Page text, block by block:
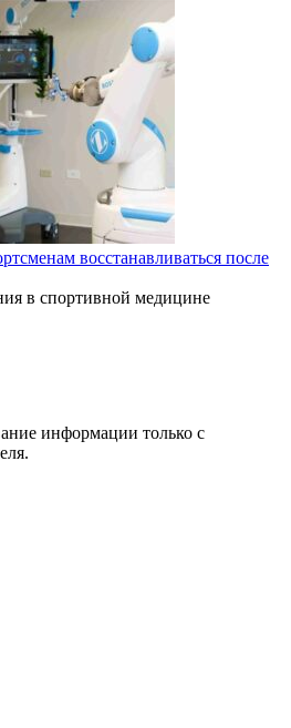
восстанавливаться после
в спортивной медицине
информации только с